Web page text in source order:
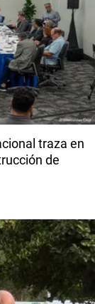
traza en
de